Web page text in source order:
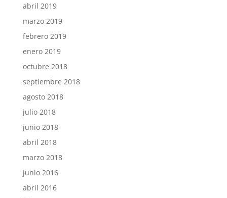
abril 2019
marzo 2019
febrero 2019
enero 2019
octubre 2018
septiembre 2018
agosto 2018
julio 2018
junio 2018
abril 2018
marzo 2018
junio 2016
abril 2016